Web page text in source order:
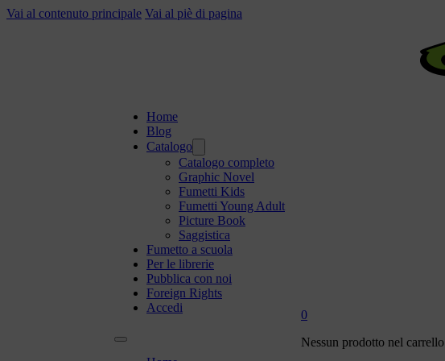
Vai al contenuto principale Vai al piè di pagina
Home
Blog
Catalogo
Catalogo completo
Graphic Novel
Fumetti Kids
Fumetti Young Adult
Picture Book
Saggistica
Fumetto a scuola
Per le librerie
Pubblica con noi
Foreign Rights
Accedi
0
Nessun prodotto nel